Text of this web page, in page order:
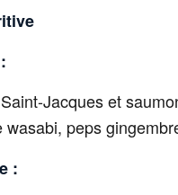
Jacques et
wasabi, peps
: